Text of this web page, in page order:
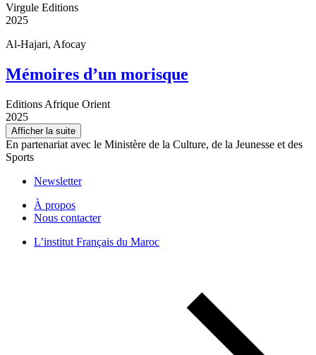
Virgule Editions
2025
Al-Hajari, Afocay
Mémoires d’un morisque
Editions Afrique Orient
2025
Afficher la suite
En partenariat avec le Ministère de la Culture, de la Jeunesse et des
Sports
Newsletter
À propos
Nous contacter
L’institut Français du Maroc